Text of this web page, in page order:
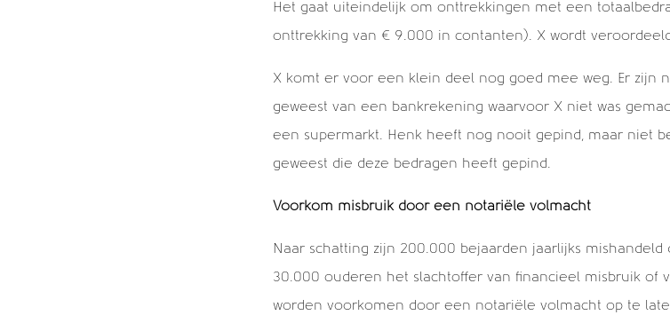
Het gaat uiteindelijk om onttrekkingen met een
onttrekking van € 9.000 in contanten). X wordt
X komt er voor een klein deel nog goed mee weg. Er zijn
geweest van een bankrekening waarvoor X niet was
een supermarkt. Henk heeft nog nooit gepind, maar niet
geweest die deze bedragen heeft gepind.
Voorkom misbruik door een notariële volmacht
Naar schatting zijn 200.000 bejaarden jaarlijks
30.000 ouderen het slachtoffer van financieel misbruik of
worden voorkomen door een notariële volmacht op te